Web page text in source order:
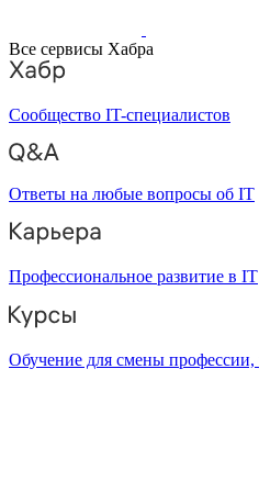
Все сервисы Хабра
Сообщество IT-специалистов
Ответы на любые вопросы об IT
Профессиональное развитие в IT
Обучение для смены профессии,